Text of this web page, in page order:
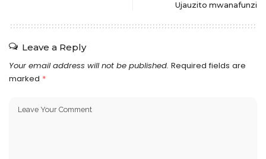
Ujauzito mwanafunzi
Leave a Reply
Your email address will not be published. Required fields are
marked *